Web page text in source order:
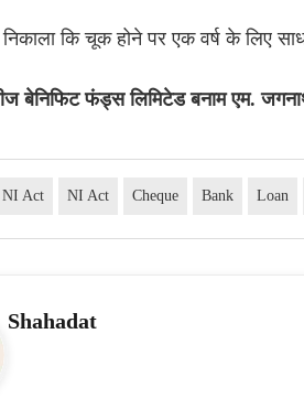
कि चूक होने पर एक वर्ष के लिए
बेनिफिट फंड्स लिमिटेड बनाम एम.
NI Act NI Act Cheque Bank Loan
Shahadat